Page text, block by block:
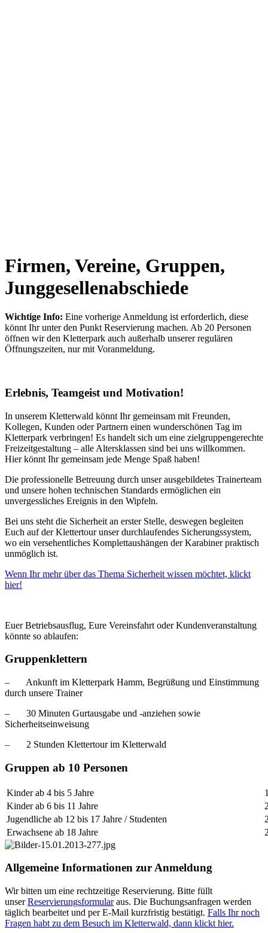
Firmen, Vereine, Gruppen,
Junggesellenabschiede
Wichtige Info: Eine vorherige Anmeldung ist erforderlich, diese
könnt Ihr unter den Punkt Reservierung machen. Ab 20 Personen
öffnen wir den Kletterpark auch außerhalb unserer regulären
Öffnungszeiten, nur mit Voranmeldung.
Erlebnis, Teamgeist und Motivation!
In unserem Kletterwald könnt Ihr gemeinsam mit Freunden,
Kollegen, Kunden oder Partnern einen wunderschönen Tag im
Kletterpark verbringen! Es handelt sich um eine zielgruppengerechte
Freizeitgestaltung – alle Altersklassen sind bei uns willkommen.
Hier könnt Ihr gemeinsam jede Menge Spaß haben!
Die professionelle Betreuung durch unser ausgebildetes Trainerteam
und unsere hohen technischen Standards ermöglichen ein
unvergessliches Ereignis in den Wipfeln.
Bei uns steht die Sicherheit an erster Stelle, deswegen begleiten
Euch auf der Klettertour unser durchlaufendes Sicherungssystem,
wo ein versehentliches Komplettaushängen der Karabiner praktisch
unmöglich ist.
Wenn Ihr mehr über das Thema Sicherheit wissen möchtet, klickt
hier!
Euer Betriebsausflug, Eure Vereinsfahrt oder Kundenveranstaltung
könnte so ablaufen:
Gruppenklettern
– Ankunft im Kletterpark Hamm, Begrüßung und Einstimmung
durch unsere Trainer
– 30 Minuten Gurtausgabe und -anziehen sowie
Sicherheitseinweisung
– 2 Stunden Klettertour im Kletterwald
Gruppen ab 10 Personen
Kinder ab 4 bis 5 Jahre
Kinder ab 6 bis 11 Jahre
Jugendliche ab 12 bis 17 Jahre / Studenten
Erwachsene ab 18 Jahre
Allgemeine Informationen zur Anmeldung
Wir bitten um eine rechtzeitige Reservierung. Bitte füllt
unserReservierungsformularaus. Die Buchungsanfragen werden
täglich bearbeitet und per E-Mail kurzfristig bestätigt. Falls Ihr noch
Fragen habt zu dem Besuch im Kletterwald, dann klickt hier.